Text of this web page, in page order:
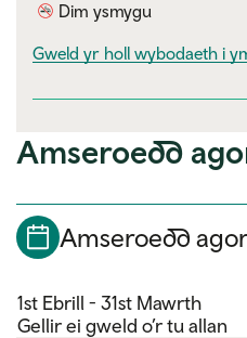
Dim ysmygu
Gweld yr holl wybodaeth i
Amseroedd
Amseroedd
1st Ebrill - 31st Mawrth
Gellir ei gweld o’r tu allan